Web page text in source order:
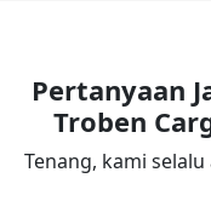
Pertanyaan
Troben
Tenang, kami